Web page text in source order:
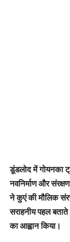
डूंडलोद में गोयनका
नवनिर्माण और
ने कुएं की मौलिक
सराहनीय पहल
का आह्वान किया।